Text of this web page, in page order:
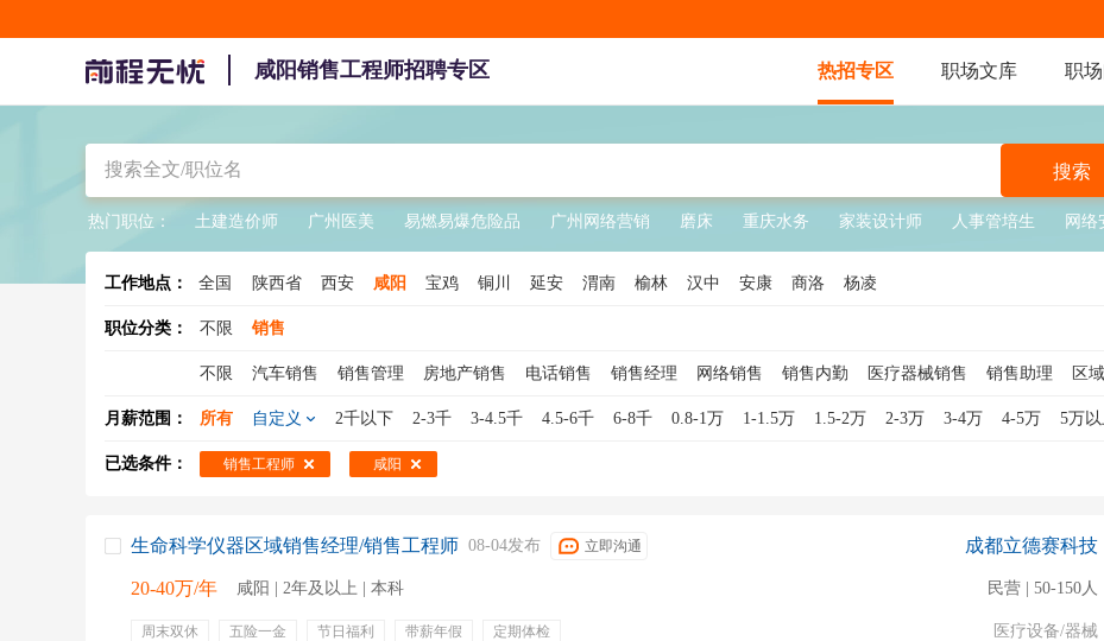
咸阳销售工程师招聘专区 热招专区 职场文库 职
搜索
热门职位： 土建造价师 广州医美 易燃易爆危险品 广州网络营销 磨床 重庆水务 家装设计师 人事管培生 网络
工作地点： 全国 陕西省 西安 咸阳 宝鸡 铜川 延安 渭南 榆林 汉中 安康 商洛 杨凌
职位分类： 不限 销售
不限 汽车销售 销售管理 房地产销售 电话销售 销售经理 网络销售 销售内勤 医疗器械销售 销售助理 区
销售总监
销售工程师 医药销售 大客户销售 销售顾问 软件销售 销售代表 互联网销售 酒店销售 钢材销售
建材销售
销售支持 广告销售
月薪范围： 所有 自定义 2千以下 2-3千 3-4.5千 4.5-6千 6-8千 0.8-1万 1-1.5万 1.5-2万 2-3万 3-4万 4-5万 5万
已选条件： 销售工程师 咸阳
生命科学仪器区域销售经理/销售工程师 08-04发布 立即沟通
20-40万/年 咸阳 | 2年及以上 | 本科
周末双休 五险一金 节日福利 带薪年假 定期体检
成都立德赛科技
民营 | 50-150人
医疗设备/器械